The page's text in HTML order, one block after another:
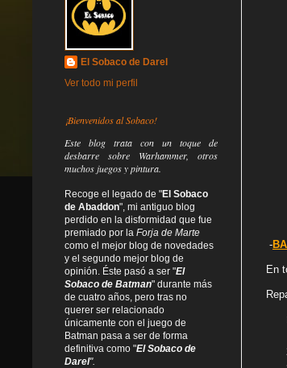
-
En
Rep
El Sobaco de Darel
Ver todo mi perfil
¡Bienvenidos al Sobaco!
Este blog trata con un toque de
desbarre sobre Warhammer, otros
muchos juegos y pintura.
Recoge el legado de "El Sobaco
de Abaddon", mi antiguo blog
perdido en la disformidad que fue
premiado por la Forja de Marte
como el mejor blog de novedades
y el segundo mejor blog de
opinión. Éste pasó a ser "El
Sobaco de Batman" durante más
de cuatro años, pero tras no
querer ser relacionado
únicamente con el juego de
Batman pasa a ser de forma
definitiva como "El Sobaco de
Darel".